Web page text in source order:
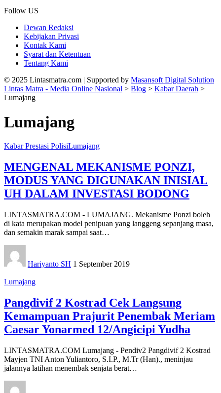
Follow US
Dewan Redaksi
Kebijakan Privasi
Kontak Kami
Syarat dan Ketentuan
Tentang Kami
© 2025 Lintasmatra.com | Supported by Masansoft Digital Solution
Lintas Matra - Media Online Nasional > Blog > Kabar Daerah >
Lumajang
Lumajang
Kabar Prestasi PolisiLumajang
MENGENAL MEKANISME PONZI,
MODUS YANG DIGUNAKAN INISIAL
UH DALAM INVESTASI BODONG
LINTASMATRA.COM - LUMAJANG. Mekanisme Ponzi boleh
di kata merupakan model penipuan yang langgeng sepanjang masa,
dan semakin marak sampai saat…
Hariyanto SH 1 September 2019
Lumajang
Pangdivif 2 Kostrad Cek Langsung
Kemampuan Prajurit Penembak Meriam
Caesar Yonarmed 12/Angicipi Yudha
LINTASMATRA.COM Lumajang - Pendiv2 Pangdivif 2 Kostrad
Mayjen TNI Anton Yuliantoro, S.I.P., M.Tr (Han)., meninjau
jalannya latihan menembak senjata berat…